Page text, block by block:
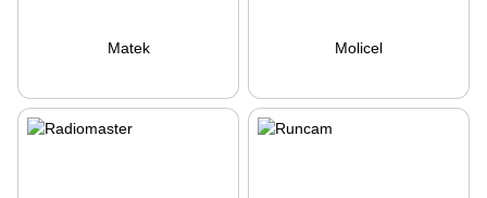
Matek Molicel